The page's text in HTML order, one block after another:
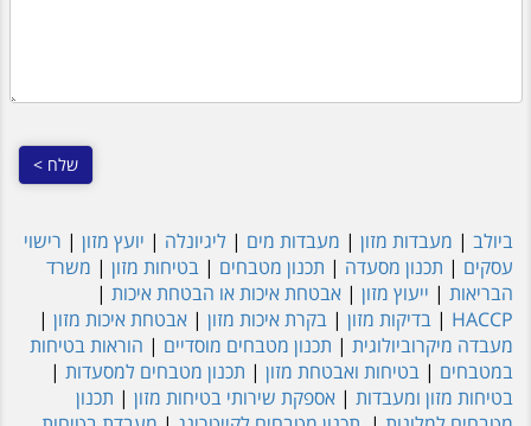
ביולב | מעבדות מזון | מעבדות מים | ליגיונלה | יועץ מזון | רישוי
עסקים | תכנון מסעדה | תכנון מטבחים | בטיחות מזון | משרד
הבריאות | ייעוץ מזון | אבטחת איכות או הבטחת איכות |
HACCP
| בדיקות מזון | בקרת איכות מזון | אבטחת איכות מזון |
מעבדה מיקרוביולוגית | תכנון מטבחים מוסדיים | הוראות בטיחות
במטבחים | בטיחות ואבטחת מזון | תכנון מטבחים למסעדות |
בטיחות מזון ומעבדות | אספקת שירותי בטיחות מזון | תכנון